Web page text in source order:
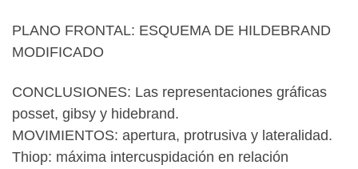
PLANO FRONTAL: ESQUEMA DE HILDEBRAND
MODIFICADO
CONCLUSIONES: Las representaciones gráficas
posset, gibsy y hidebrand.
MOVIMIENTOS: apertura, protrusiva y lateralidad.
Thiop: máxima intercuspidación en relación